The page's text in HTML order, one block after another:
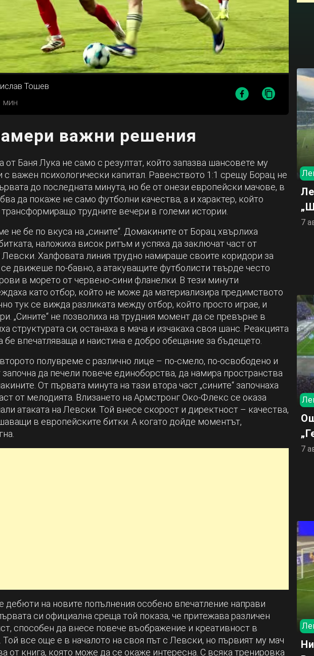
Тошев
мин
важни решения
от Баня Лука не само с резултат, който запазва шансовете му
с важен психологически капитал. Равенството 1:1 срещу Борац не
до последната минута, но бе от онези европейски мачове, в
да покаже не само футболни качества, а и характер, който
трудните вечери в големи истории.
не бе по вкуса на „сините“. Домакините от Борац хвърлиха
наложиха висок ритъм и успяха да заключат част от
Левски. Халфовата линия трудно намираше своите коридори за
се движеше по-бавно, а атакуващите футболисти твърде често
в морето от червено-сини фланелки. В тези минути
като отбор, който не може да материализира предимството
тук се вижда разликата между отбор, който просто играе, и
„Сините“ не позволиха на трудния момент да се превърне в
структурата си, останаха в мача и изчакаха своя шанс. Реакцията
бе впечатляваща и наистина е добро обещание за бъдещето.
полувреме с различно лице – по-смело, по-освободено и
да печели повече единоборства, да намира пространства
От първата минута на тази втора част „сините“ започнаха
от мелодията. Влизането на Армстронг Око-Флекс се оказа
атаката на Левски. Той внесе скорост и директност – качества,
в европейските битки. А когато дойде моментът,
на новите попълнения особено впечатление направи
си официална среща той показа, че притежава различен
способен да внесе повече въображение и креативност в
Той все още е в началото на своя път с Левски, но първият му мач
от книга, която може да се окаже интересна. С всяка тренировка
7
7